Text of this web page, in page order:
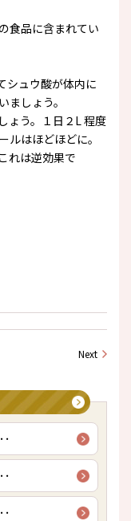
食品に含まれてい
シュウ酸が体内に
しょう。
ょう。１日２L 程度
ルはほどほどに。
れは逆効果で
Next